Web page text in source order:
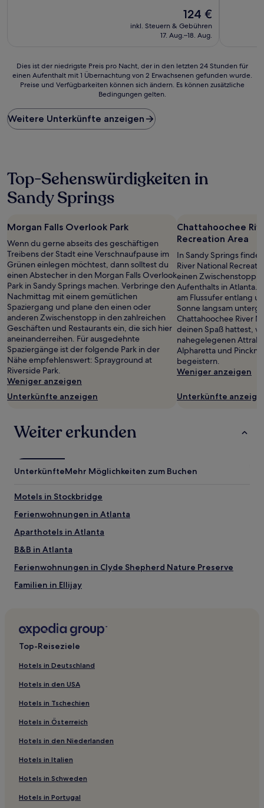
Der
Preis
beträgt
124 €
inkl. Steuern & Gebühren
17. Aug.–18. Aug.
Dies
ist
Preis
pro
Nacht,
letzten
24 Stunden
für
einen
mit
1 Übernachtung
von
2 Erwachsenen
gefunden
wurde.
Preise
und
Verfügbarkeiten
können
sich
ändern.
Es
können
zusätzliche
Bedingungen
gelten.
Dies ist der niedrigste Preis pro Nacht, der in den letzten 24 Stunden für
einen Aufenthalt mit 1 Übernachtung von 2 Erwachsenen gefunden wurde.
Preise und Verfügbarkeiten können sich ändern. Es können zusätzliche
Bedingungen gelten.
Weitere Unterkünfte anzeigen
Top-Sehenswürdigkeiten in
Sandy Springs
Morgan Falls Overlook Park
Wenn du gerne abseits des geschäftigen
Treibens der Stadt eine Verschnaufpause im
Grünen einlegen möchtest, dann solltest du
einen Abstecher in den Morgan Falls Overlook
Park in Sandy Springs machen. Verbringe den
Nachmittag mit einem gemütlichen
Spaziergang und plane den einen oder
anderen Zwischenstopp in den zahlreichen
Geschäften und Restaurants ein, die sich hier
aneinanderreihen. Für ausgedehnte
Spaziergänge ist der folgende Park in der
Nähe empfehlenswert: Sprayground at
Riverside Park.
Weniger anzeigen
Unterkünfte anzeigen
Chattahoochee
Recreation Area
In Sandy Springs
River National
einen Zwischenstopp
Aufenthalts in Atlanta.
am Flussufer entlang
Sonne langsam
Chattahoochee River
deinen Spaß hattest,
nahegelegenen
Alpharetta und
begeistern.
Weniger anzeigen
Unterkünfte
Weiter erkunden
UnterkünfteMehr Möglichkeiten zum Buchen
Motels in Stockbridge
Ferienwohnungen in Atlanta
Aparthotels in Atlanta
B&B in Atlanta
Ferienwohnungen in Clyde Shepherd Nature Preserve
Familien in Ellijay
Familien in Covington
Hotels mit inbegriffenem Frühstück in Fairburn
Günstige in Zentral-Georgia
Günstige in North Georgia Mountains
Luxus in North Georgia Mountains
Familien in Cumming
Familien in Stone Mountain
Familien in Canton
Top-Reiseziele
Hotels in Deutschland
Hotels in den USA
Hotels in Tschechien
Hotels in Österreich
Hotels in den Niederlanden
Hotels in Italien
Hotels in Schweden
Hotels in Portugal